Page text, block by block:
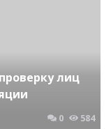
лиц
0 584